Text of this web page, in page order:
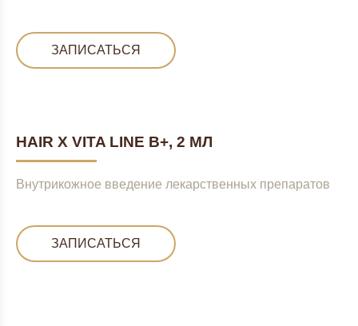
ЗАПИСАТЬСЯ
HAIR X VITA LINE B+, 2 МЛ
Внутрикожное введение лекарственных препаратов
ЗАПИСАТЬСЯ